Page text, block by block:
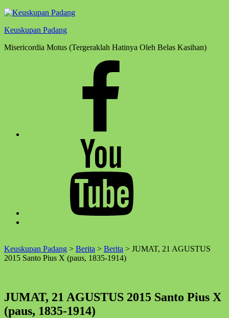
Keuskupan Padang
Misericordia Motus (Tergeraklah Hatinya Oleh Belas Kasihan)
↑
Keuskupan Padang > Berita > Berita > JUMAT, 21 AGUSTUS
2015 Santo Pius X (paus, 1835-1914)
JUMAT, 21 AGUSTUS 2015 Santo Pius X
(paus, 1835-1914)